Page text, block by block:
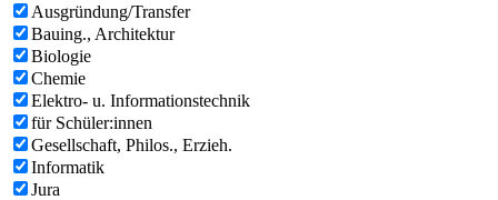
Ausgründung/Transfer
Bauing., Architektur
Biologie
Chemie
Elektro- u. Informationstechnik
für Schüler:innen
Gesellschaft, Philos., Erzieh.
Informatik
Jura